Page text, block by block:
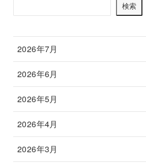
検索
2026年7月
2026年6月
2026年5月
2026年4月
2026年3月